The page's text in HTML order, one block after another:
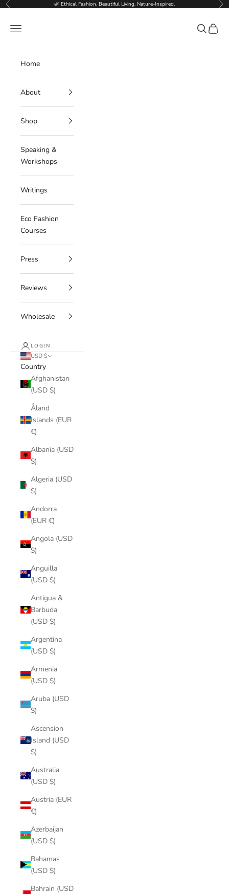
Skip to content
Previous 🌿 Ethical Fashion. Beautiful Living. Nature-Inspired.
Navigation menu Search
Cart
Home
About
Shop
Speaking &
Workshops
Writings
Eco Fashion
Courses
Press
Reviews
Wholesale
LOGIN
USD $
Country
Afghanistan
(USD $)
Åland
Islands (EUR
€)
Albania (USD
$)
Algeria (USD
$)
Andorra
(EUR €)
Angola (USD
$)
Anguilla
(USD $)
Antigua &
Barbuda
(USD $)
Argentina
(USD $)
Armenia
(USD $)
Aruba (USD
$)
Ascension
Island (USD
$)
Australia
(USD $)
Austria (EUR
€)
Azerbaijan
(USD $)
Bahamas
(USD $)
Bahrain (USD